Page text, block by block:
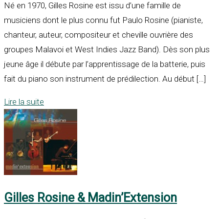
Né en 1970, Gilles Rosine est issu d’une famille de
musiciens dont le plus connu fut Paulo Rosine (pianiste,
chanteur, auteur, compositeur et cheville ouvrière des
groupes Malavoi et West Indies Jazz Band). Dès son plus
jeune âge il débute par l’apprentissage de la batterie, puis
fait du piano son instrument de prédilection. Au début […]
Lire la suite
Gilles Rosine & Madin’Extension